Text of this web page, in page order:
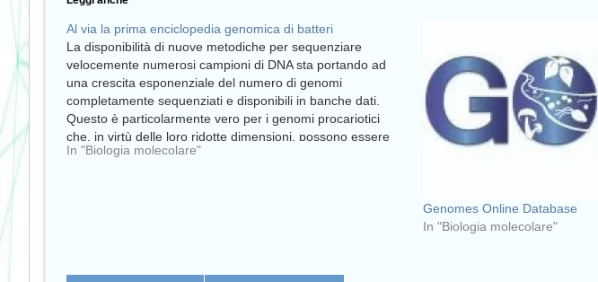
Al via la prima enciclopedia genomica di batteri
La disponibilità di nuove metodiche per sequenziare
velocemente numerosi campioni di DNA sta portando ad
una crescita esponenziale del numero di genomi
completamente sequenziati e disponibili in banche dati.
Questo è particolarmente vero per i genomi procariotici
che, in virtù delle loro ridotte dimensioni, possono essere
agevolmente sequenziati ed annotati…
In "Biologia molecolare"
Genomes Online Database
In "Biologia molecolare"